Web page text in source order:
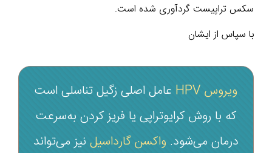
سکس تراپیست گردآوری شده است.
با سپاس از ایشان
ویروس HPV
عامل اصلی زگیل تناسلی است
که با روش کرایوتراپی یا فریز کردن به‌سرعت
درمان می‌شود. واکسن گارداسیل نیز می‌تواند